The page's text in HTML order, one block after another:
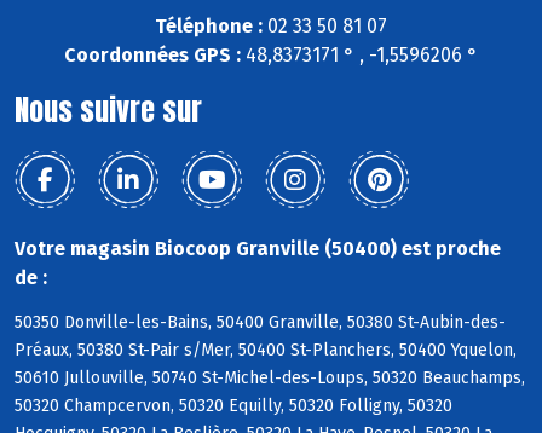
Téléphone : 02 33 50 81 07
Coordonnées GPS : 48,8373171 ° , -1,5596206 °
Nous suivre sur
Votre magasin Biocoop Granville (50400) est proche
de :
50350 Donville-les-Bains, 50400 Granville, 50380 St-Aubin-des-
Préaux, 50380 St-Pair s/Mer, 50400 St-Planchers, 50400 Yquelon,
50610 Jullouville, 50740 St-Michel-des-Loups, 50320 Beauchamps,
50320 Champcervon, 50320 Equilly, 50320 Folligny, 50320